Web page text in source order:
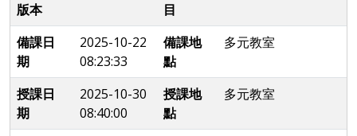
版本
目
備課日
期
2025-10-22
08:23:33
備課地
點
多元教室
授課日
期
2025-10-30
08:40:00
授課地
點
多元教室